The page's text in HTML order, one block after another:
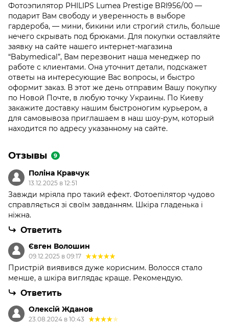
Фотоэпилятор PHILIPS Lumea Prestige BRI956/00 —
подарит Вам свободу и уверенность в выборе
гардероба, — мини, бикини или строгий стиль, больше
нечего скрывать под брюками. Для покупки оставляйте
заявку на сайте нашего интернет-магазина
“Babymedical”, Вам перезвонит наша менеджер по
работе с клиентами. Она уточнит детали, подскажет
ответы на интересующие Вас вопросы, и быстро
оформит заказ. В этот же день отправим Вашу покупку
по Новой Почте, в любую точку Украины. По Киеву
закажите доставку нашим быстроногим курьером, а
для самовывоза приглашаем в наш шоу-рум, который
находится по адресу указанному на сайте.
Отзывы 9
Поліна Кравчук
13.12.2025 в 12:51
Завжди мріяла про такий ефект. Фотоепілятор чудово
справляється зі своїм завданням. Шкіра гладенька і
ніжна.
Ответить
Євген Волошин
09.12.2025 в 09:17
Пристрій виявився дуже корисним. Волосся стало
менше, а шкіра виглядає краще. Рекомендую.
Ответить
Олексій Жданов
23.08.2024 в 10:43